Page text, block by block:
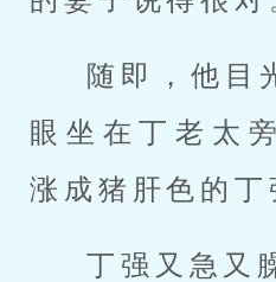
随即，他目
眼坐在丁老太
涨成猪肝色的丁
丁强又急又